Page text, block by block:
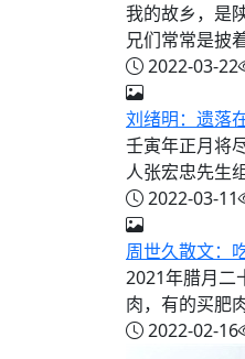
我的故乡，是
兄们常常是披
2022-03-22
刘绪明：遗落
壬寅年正月将
人张宏忠先生
2022-03-11
周世久散文：
2021年腊月二
肉，有的买肥
2022-02-16